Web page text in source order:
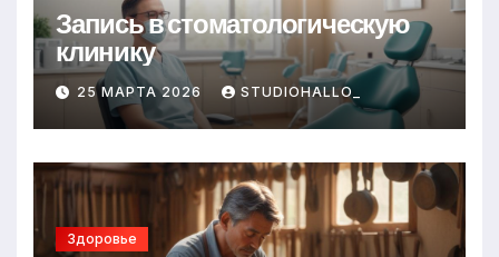
Запись в стоматологическую
клинику
25 МАРТА 2026 STUDIOHALLO_
Здоровье